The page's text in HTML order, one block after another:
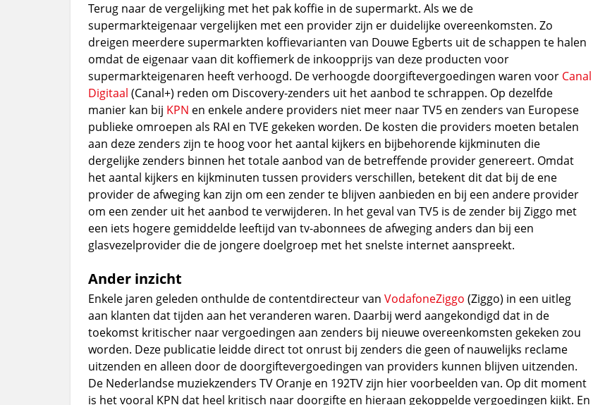
Terug naar de vergelijking met het pak koffie in de supermarkt. Als we de
supermarkteigenaar vergelijken met een provider zijn er duidelijke overeenkomsten. Zo
dreigen meerdere supermarkten koffievarianten van Douwe Egberts uit de schappen te halen
omdat de eigenaar vaan dit koffiemerk de inkoopprijs van deze producten voor
supermarkteigenaren heeft verhoogd. De verhoogde doorgiftevergoedingen waren voor Canal
Digitaal (Canal+) reden om Discovery-zenders uit het aanbod te schrappen. Op dezelfde
manier kan bij KPN en enkele andere providers niet meer naar TV5 en zenders van Europese
publieke omroepen als RAI en TVE gekeken worden. De kosten die providers moeten betalen
aan deze zenders zijn te hoog voor het aantal kijkers en bijbehorende kijkminuten die
dergelijke zenders binnen het totale aanbod van de betreffende provider genereert. Omdat
het aantal kijkers en kijkminuten tussen providers verschillen, betekent dit dat bij de ene
provider de afweging kan zijn om een zender te blijven aanbieden en bij een andere provider
om een zender uit het aanbod te verwijderen. In het geval van TV5 is de zender bij Ziggo met
een iets hogere gemiddelde leeftijd van tv-abonnees de afweging anders dan bij een
glasvezelprovider die de jongere doelgroep met het snelste internet aanspreekt.
Ander inzicht
Enkele jaren geleden onthulde de contentdirecteur van VodafoneZiggo (Ziggo) in een uitleg
aan klanten dat tijden aan het veranderen waren. Daarbij werd aangekondigd dat in de
toekomst kritischer naar vergoedingen aan zenders bij nieuwe overeenkomsten gekeken zou
worden. Deze publicatie leidde direct tot onrust bij zenders die geen of nauwelijks reclame
uitzenden en alleen door de doorgiftevergoedingen van providers kunnen blijven uitzenden.
De Nederlandse muziekzenders TV Oranje en 192TV zijn hier voorbeelden van. Op dit moment
is het vooral KPN dat heel kritisch naar doorgifte en hieraan gekoppelde vergoedingen kijkt. En